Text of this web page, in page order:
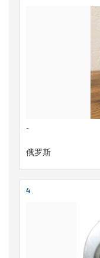
-
俄罗斯
4